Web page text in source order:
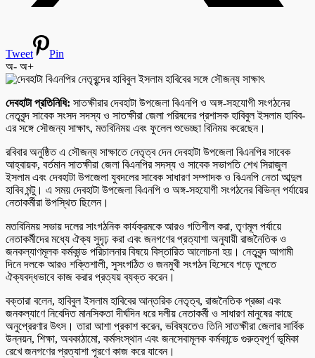
Tweet
Pin
অ- অ+
দেবহাটা প্রতিনিধি: সাতক্ষীরার দেবহাটা উপজেলা বিএনপি ও অঙ্গ-সহযোগী সংগঠনের
নেতৃবৃন্দ সাবেক সংসদ সদস্য ও সাতক্ষীরা জেলা পরিষদের প্রশাসক হাবিবুল ইসলাম হাবিব-
এর সঙ্গে সৌজন্য সাক্ষাৎ, মতবিনিময় এবং ফুলেল শুভেচ্ছা বিনিময় করেছেন।
রবিবার অনুষ্ঠিত এ সৌজন্য সাক্ষাতে নেতৃত্ব দেন দেবহাটা উপজেলা বিএনপির সাবেক
আহ্বায়ক, বর্তমান সাতক্ষীরা জেলা বিএনপির সদস্য ও সাবেক সভাপতি শেখ সিরাজুল
ইসলাম এবং দেবহাটা উপজেলা যুবদলের সাবেক সাধারণ সম্পাদক ও বিএনপি নেতা আব্দুল
হাবিব মন্টু। এ সময় দেবহাটা উপজেলা বিএনপি ও অঙ্গ-সহযোগী সংগঠনের বিভিন্ন পর্যায়ের
নেতাকর্মীরা উপস্থিত ছিলেন।
মতবিনিময় সভায় দলের সাংগঠনিক কার্যক্রমকে আরও গতিশীল করা, তৃণমূল পর্যায়ে
নেতাকর্মীদের মধ্যে ঐক্য সুদৃঢ় করা এবং জনগণের প্রত্যাশা অনুযায়ী রাজনৈতিক ও
জনকল্যাণমূলক কর্মকান্ড পরিচালনার বিষয়ে বিস্তারিত আলোচনা হয়। নেতৃবৃন্দ আগামী
দিনে দলকে আরও শক্তিশালী, সুসংগঠিত ও জনমুখী সংগঠন হিসেবে গড়ে তুলতে
ঐক্যবদ্ধভাবে কাজ করার প্রত্যয় ব্যক্ত করেন।
বক্তারা বলেন, হাবিবুল ইসলাম হাবিবের আন্তরিক নেতৃত্ব, রাজনৈতিক প্রজ্ঞা এবং
জনকল্যাণে নিবেদিত মানসিকতা দীর্ঘদিন ধরে দলীয় নেতাকর্মী ও সাধারণ মানুষের কাছে
অনুপ্রেরণার উৎস। তারা আশা প্রকাশ করেন, ভবিষ্যতেও তিনি সাতক্ষীরা জেলার সার্বিক
উন্নয়ন, শিক্ষা, অবকাঠামো, কর্মসংস্থান এবং জনসেবামূলক কর্মকান্ডে গুরুত্বপূর্ণ ভূমিকা
রেখে জনগণের প্রত্যাশা পূরণে কাজ করে যাবেন।